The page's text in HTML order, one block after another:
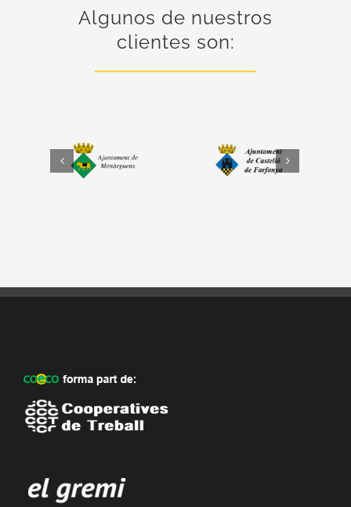
Algunos de nuestros
clientes son: